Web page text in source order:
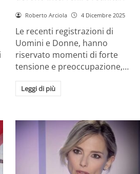
Roberto Arciola 4 Dicembre 2025
Le recenti registrazioni di
Uomini e Donne, hanno
riservato momenti di forte
tensione e preoccupazione,…
Leggi di più